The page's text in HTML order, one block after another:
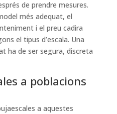
de prendre mesures.
més adequat, el
i el preu cadira
el tipus d’escala. Una
ha de ser segura, discreta
a poblacions
a aquestes